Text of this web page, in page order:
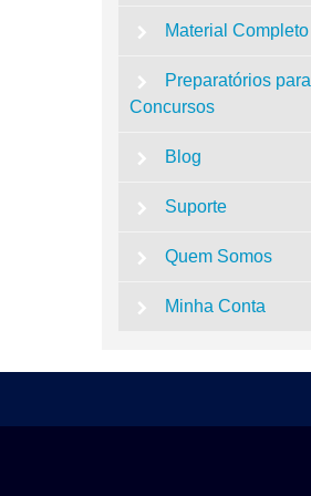
Material Completo
Preparatórios para
Concursos
Blog
Suporte
Quem Somos
Minha Conta